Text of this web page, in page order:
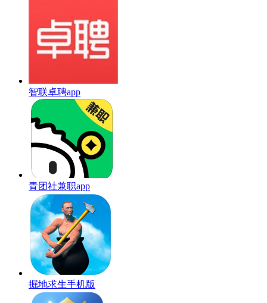
智联卓聘app
青团社兼职app
掘地求生手机版